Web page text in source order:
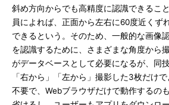
斜め方向からでも高精度に認識できるこ
員によれば、正面から左右に60度近くず
できるという。そのため、一般的な画像
を認識するために、さまざまな角度から
がデータベースとして必要になるが、同
「右から」「左から」撮影した3枚だけ
不要で、Webブラウザだけで動作するの